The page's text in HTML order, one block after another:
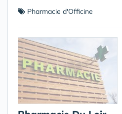
Pharmacie d'Officine